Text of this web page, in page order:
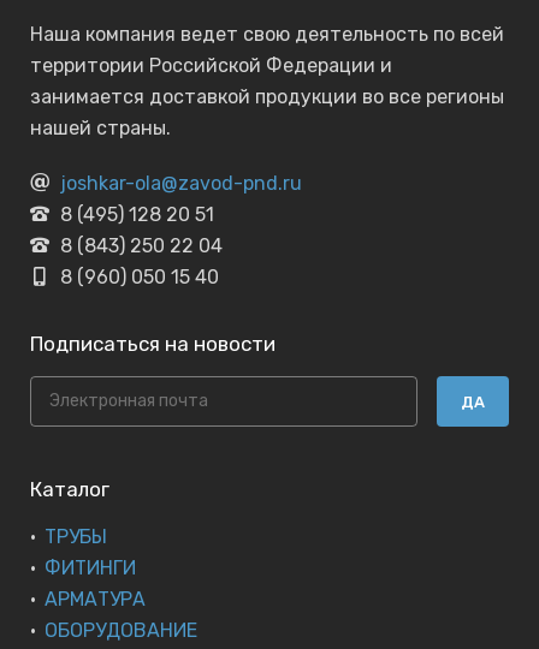
Наша компания ведет свою деятельность по всей
территории Российской Федерации и
занимается доставкой продукции во все регионы
нашей страны.
joshkar-ola@zavod-pnd.ru
8 (495) 128 20 51
8 (843) 250 22 04
8 (960) 050 15 40
Подписаться на новости
ДА
Каталог
ТРУБЫ
ФИТИНГИ
АРМАТУРА
ОБОРУДОВАНИЕ